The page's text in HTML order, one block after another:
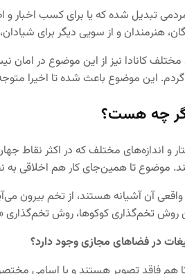
تبدیل شده که یا برای کسب اخبار و
هنرمندان و از سویی دیگر برای
کانادا نیز از این موضوع در
این موضوع باعث شده تا اخیرا
چه هست؟
و اندازه‌های مختلف که در اکثر نقاط
موضوع تا همین‌جای کار هم اخلاقی
آن آشیانه هستند، از تخم بیرون
روش تخم‌گذاری کوکوها، روش تخم‌گذاری
در فضاهای مجازی وجود دارد؟